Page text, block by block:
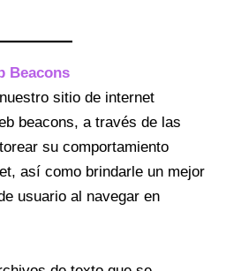
Beacons
sitio de internet
beacons, a través de las
su comportamiento
así como brindarle un mejor
usuario al navegar en